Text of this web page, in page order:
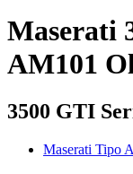
Maserati
AM101
3500 GTI
Maserati Tipo